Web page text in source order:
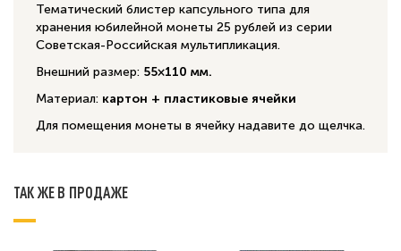
Тематический блистер капсульного типа для
хранения юбилейной монеты 25 рублей из серии
Советская-Российская мультипликация.
Внешний размер: 55×110 мм.
Материал: картон + пластиковые ячейки
Для помещения монеты в ячейку надавите до щелчка.
ТАК ЖЕ В ПРОДАЖЕ